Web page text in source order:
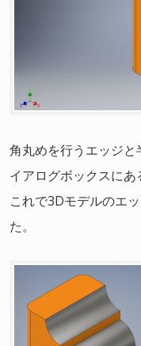
角丸めを行うエッジ
イアログボックスにあ
これで3Dモデルのエ
た。